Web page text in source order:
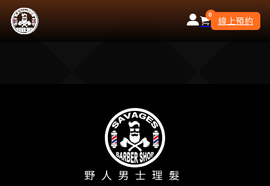
0
線上預約
野人男士理髮